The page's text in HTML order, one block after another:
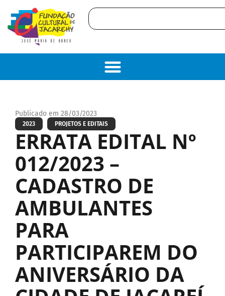
Publicado em 28/03/2023
2023 PROJETOS E EDITAIS
ERRATA EDITAL Nº
012/2023 –
CADASTRO DE
AMBULANTES
PARA
PARTICIPAREM DO
ANIVERSÁRIO DA